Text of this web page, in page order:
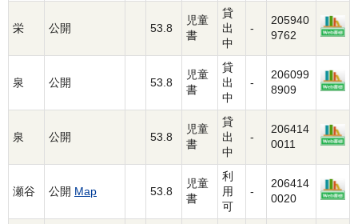
栄 公開 53.8
児童
書
貸
出
中
-
205940
9762
泉 公開 53.8
児童
書
貸
出
中
-
206099
8909
泉 公開 53.8
児童
書
貸
出
中
-
206414
0011
瀬谷 公開 Map 53.8
児童
書
利
用
可
-
206414
0020